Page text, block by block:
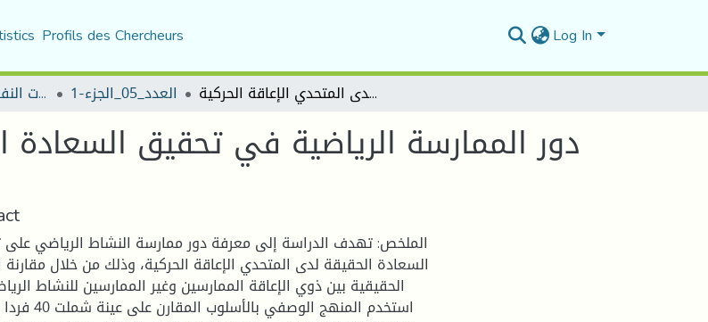
Profils des Chercheurs Log In
مجلة الجامع في الدراسات النفسية والعلوم التربوية العدد_05_الجزء-1 دور الممارسة الرياضية في تحقيق السعادة الحقيقية لدى المتحدي الإعاقة الحركية
دور الممارسة الرياضية في تحقيق السعادة
السعادة الحقيقة لدى المتحدي الإعاقة الحركية، وذلك من خلال
الحقيقية بين ذوي الإعاقة الممارسين وغير الممارسين للنشاط